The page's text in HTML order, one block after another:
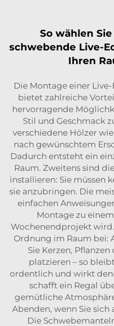
So wählen
schwebende Live-
Ihren
Die Montage einer
bietet zahlreiche
hervorragende
Stil und Geschmack
verschiedene Hölzer
nach gewünschtem
Dadurch entsteht ein
Raum. Zweitens sind
installieren: Sie müssen
sie anzubringen. Die
einfachen
Montage zu
Wochenendprojekt
Ordnung im Raum bei:
Sie Kerzen,
platzieren – so
ordentlich und wirkt
schafft ein Regal
gemütliche
Abenden, wenn Sie sich
Die